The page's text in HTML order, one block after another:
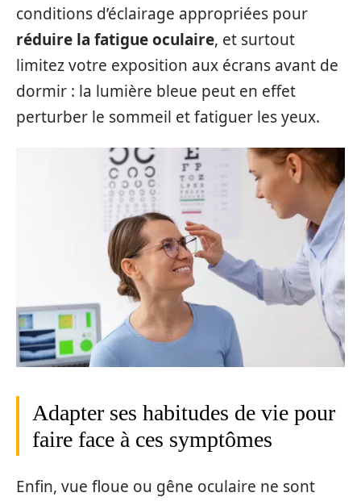
conditions d’éclairage appropriées pour
réduire la fatigue oculaire, et surtout
limitez votre exposition aux écrans avant de
dormir : la lumière bleue peut en effet
perturber le sommeil et fatiguer les yeux.
Adapter ses habitudes de vie pour
faire face à ces symptômes
Enfin, vue floue ou gêne oculaire ne sont